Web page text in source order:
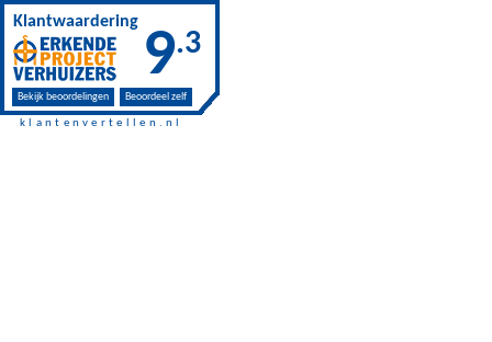
Skip to main content
Klantwaardering
9.3
Bekijk beoordelingen Beoordeel zelf
klantenvertellen.nl